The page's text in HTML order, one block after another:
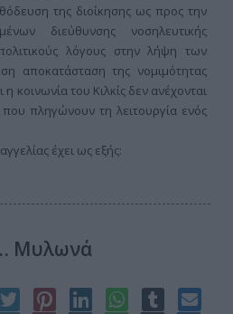
της διοίκησης ως προς την
διεύθυνσης νοσηλευτικής
λόγους στην λήψη των
αποκατάσταση της νομιμότητας
κοινωνία του Κιλκίς δεν ανέχονται
που πληγώνουν τη λειτουργία ενός
έχει ως εξής:
Μυλωνά